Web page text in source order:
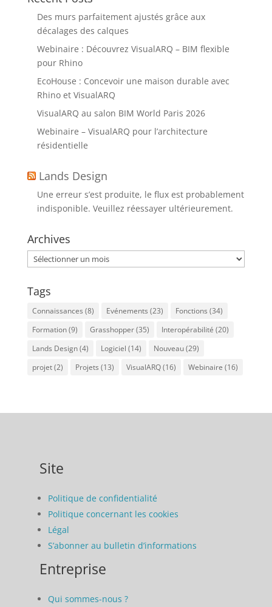
Des murs parfaitement ajustés grâce aux
décalages des calques
Webinaire : Découvrez VisualARQ – BIM flexible
pour Rhino
EcoHouse : Concevoir une maison durable avec
Rhino et VisualARQ
VisualARQ au salon BIM World Paris 2026
Webinaire – VisualARQ pour l’architecture
résidentielle
Lands Design
Une erreur s’est produite, le flux est probablement
indisponible. Veuillez réessayer ultérieurement.
Archives
Archives
Tags
Connaissances (8) Evénements (23) Fonctions (34)
Formation(9) Grasshopper(35) Interopérabilité (20)
Lands Design(4) Logiciel (14) Nouveau(29)
projet(2) Projets (13) VisualARQ(16) Webinaire (16)
Site
Politique de confidentialité
Politique concernant les cookies
Légal
S’abonner au bulletin d’informations
Entreprise
Qui sommes-nous ?